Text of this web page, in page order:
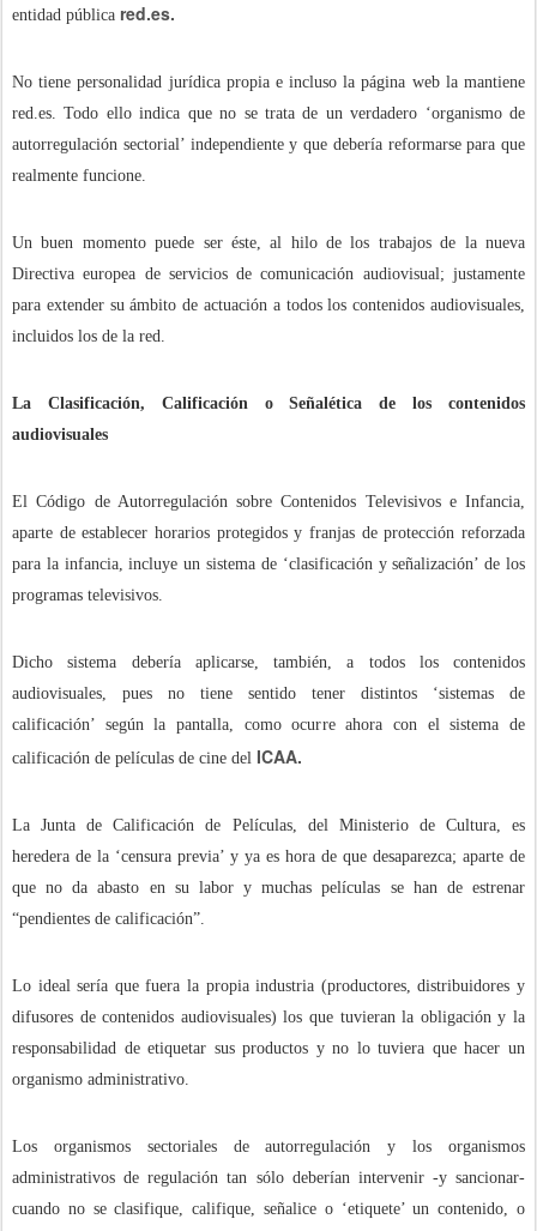
entidad pública red.es.
No tiene personalidad jurídica propia e incluso la página web la mantiene
red.es. Todo ello indica que no se trata de un verdadero ‘organismo de
autorregulación sectorial’ independiente y que debería reformarse para que
realmente funcione.
Un buen momento puede ser éste, al hilo de los trabajos de la nueva
Directiva europea de servicios de comunicación audiovisual; justamente
para extender su ámbito de actuación a todos los contenidos audiovisuales,
incluidos los de la red.
La Clasificación, Calificación o Señalética de los contenidos
audiovisuales
El Código de Autorregulación sobre Contenidos Televisivos e Infancia,
aparte de establecer horarios protegidos y franjas de protección reforzada
para la infancia, incluye un sistema de ‘clasificación y señalización’ de los
programas televisivos.
Dicho sistema debería aplicarse, también, a todos los contenidos
audiovisuales, pues no tiene sentido tener distintos ‘sistemas de
calificación’ según la pantalla, como ocurre ahora con el sistema de
calificación de películas de cine del ICAA.
La Junta de Calificación de Películas, del Ministerio de Cultura, es
heredera de la ‘censura previa’ y ya es hora de que desaparezca; aparte de
que no da abasto en su labor y muchas películas se han de estrenar
“pendientes de calificación”.
Lo ideal sería que fuera la propia industria (productores, distribuidores y
difusores de contenidos audiovisuales) los que tuvieran la obligación y la
responsabilidad de etiquetar sus productos y no lo tuviera que hacer un
organismo administrativo.
Los organismos sectoriales de autorregulación y los organismos
administrativos de regulación tan sólo deberían intervenir -y sancionar-
cuando no se clasifique, califique, señalice o ‘etiquete’ un contenido, o